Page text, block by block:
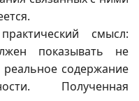
смысл:
показывать не
содержание
Полученная